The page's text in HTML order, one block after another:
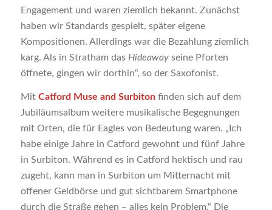
Engagement und waren ziemlich bekannt. Zunächst
haben wir Standards gespielt, später eigene
Kompositionen. Allerdings war die Bezahlung ziemlich
karg. Als in Stratham das Hideawayseine Pforten
öffnete, gingen wir dorthin“, so der Saxofonist.
Mit Catford Muse and Surbitonfinden sich auf dem
Jubiläumsalbum weitere musikalische Begegnungen
mit Orten, die für Eagles von Bedeutung waren. „Ich
habe einige Jahre in Catford gewohnt und fünf Jahre
in Surbiton. Während es in Catford hektisch und rau
zugeht, kann man in Surbiton um Mitternacht mit
offener Geldbörse und gut sichtbarem Smartphone
durch die Straße gehen – alles kein Problem.“ Die